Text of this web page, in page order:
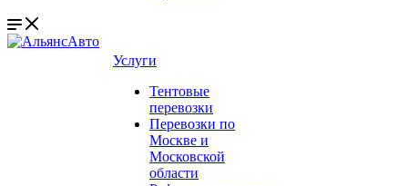
Услуги
Тентовые
перевозки
Перевозки по
Москве и
Московской
области